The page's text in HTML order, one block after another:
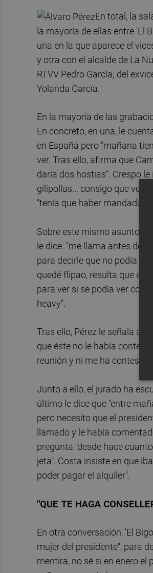
En total, la
la mayoría de ellas entre 'El
una en la que aparece el
y otra con el alcalde de La
RTVV Pedro García; del
Yolanda García.
En la mayoría de las
En concreto, en una, le
en España pero "mañana
ver. Tras ello, afirma que
daría dos hostias". Crespo
gilipollas... consigo que vea
"tenía que haber mandado a
Sobre este mismo asunto,
le dice: "me llama antes de
para decirle que no podía ir
quedé flipao, resulta que el
para ver si se podía ver con
heavy".
Tras ello, Pérez le señala a
que éste no le había
reunión y ni me ha
Junto a ello, el jurado ha
último le dice que "entre
pero necesito que el
llamado y le había
pregunta "desde hace
jeta". Costa insiste en que
poder pagar el alquiler".
"QUE TE HAGA
En otra conversación, 'El
mujer del presidente", para
mentira, no sé si en enero el